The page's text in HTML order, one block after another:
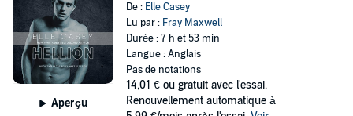
Aperçu
De : Elle Casey
Lu par : Fray Maxwell
Durée : 7 h et 53 min
Langue : Anglais
Pas de notations
14,01 € ou gratuit avec l'essai.
Renouvellement automatique à